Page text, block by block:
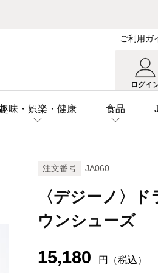
ご利用ガ
ログイ
趣味・娯楽・健康 食品
注文番号 JA060
〈デジーノ〉
ウンシューズ
15,180 円（税込）